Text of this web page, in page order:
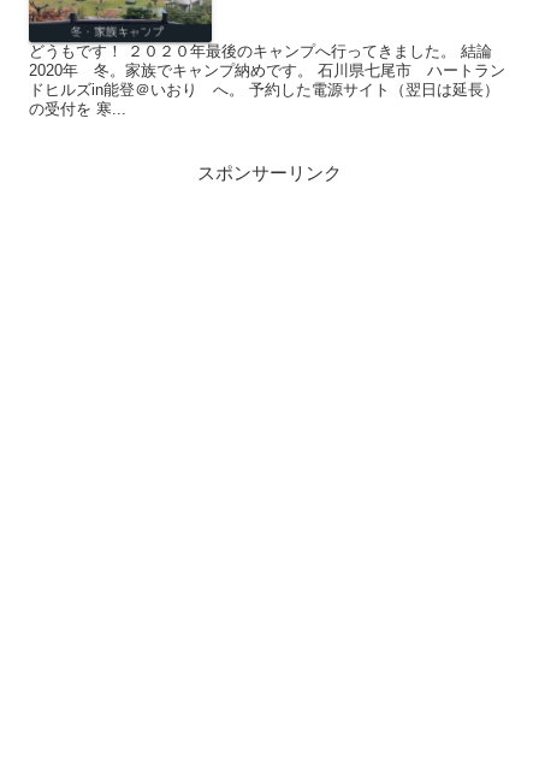
どうもです！ ２０２０年最後のキャンプへ行ってきました。 結論
2020年 冬。家族でキャンプ納めです。 石川県七尾市 ハートラン
ドヒルズin能登＠いおり へ。 予約した電源サイト（翌日は延長）
の受付を 寒...
スポンサーリンク